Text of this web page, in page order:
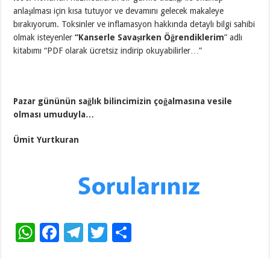
anlaşılması için kısa tutuyor ve devamını gelecek makaleye
bırakıyorum. Toksinler ve inflamasyon hakkında detaylı bilgi sahibi
olmak isteyenler“Kanserle Savaşırken Öğrendiklerim” adlı
kitabımı “PDF olarak ücretsiz indirip okuyabilirler…”
Pazar gününün sağlık bilincimizin çoğalmasına vesile
olması umuduyla…
Ümit Yurtkuran
W F
T
T